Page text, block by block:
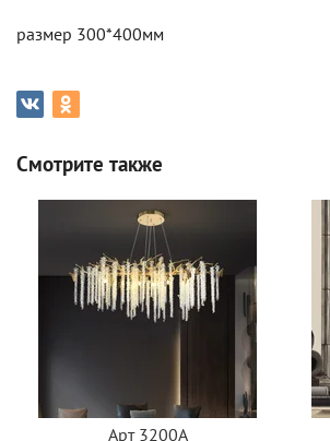
размер 300*400мм
Смотрите также
Арт 3200А